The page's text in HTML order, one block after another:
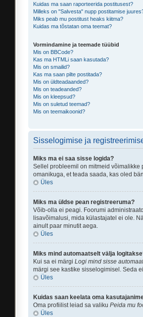
Kuidas ma saan raporteerida postitusest?
Milleks on "Salvesta" nupp postitamise
Miks peab mu postitust heaks kiitma?
Kuidas ma tõstatan oma teemat?
Vormindamine ja teemade tüübid
Mis on BBCode?
Kas ma HTMLi saan kasutada?
Mis on smailid?
Kas ma saan pilte postitada?
Mis on üldteadaanded?
Mis on teadeanded?
Mis on kleepsud?
Mis on suletud teemad?
Mis on teemaikoonid?
Sisselogimise ja
Miks ma ei saa sisse logida?
Sellel probleemil on mitmeid võimalikke
omanikuga, et teada saada, kas oled
Üles
Miks ma üldse pean registreeruma?
Võib-olla ei peagi. Foorumi
lisavõimalusi, mida külastajatel ei ole.
ainult paar minutit aega.
Üles
Miks mind automaatselt välja
Kui sa ei märgi Logi mind sisse
märgi see kastike sisselogimisel. Seda
Üles
Kuidas saan keelata oma
Oma profiilist leiad sa valiku Peida mu
Üles